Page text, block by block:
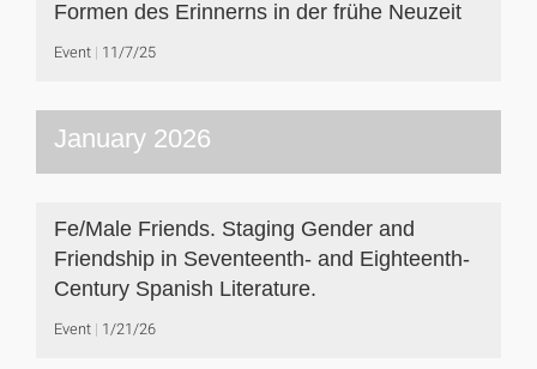
Formen des Erinnerns in der frühe Neuzeit
Event 11/7/25
January 2026
Fe/Male Friends. Staging Gender and
Friendship in Seventeenth- and Eighteenth-
Century Spanish Literature.
Event 1/21/26